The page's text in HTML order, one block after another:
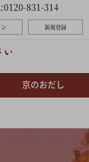
831-314
新規登録
京のおだし